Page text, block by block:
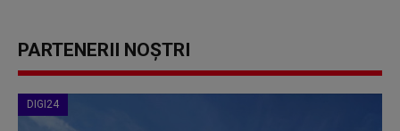
PARTENERII NOȘTRI
DIGI24